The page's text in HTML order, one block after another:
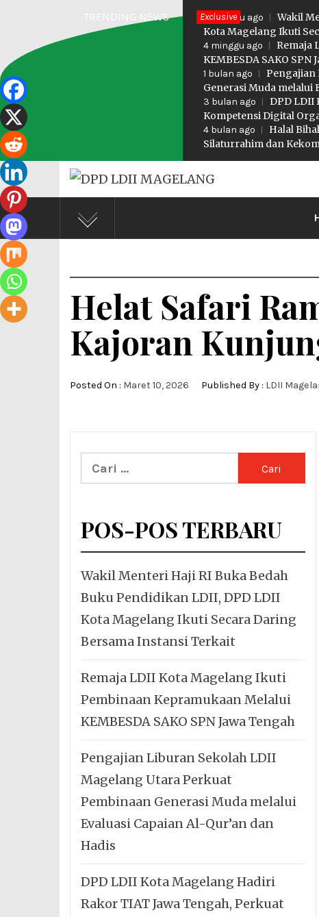
content
TRENDING NEWS Exclusive
3 minggu ago
Wakil
Kota Magelang Ikuti
4 minggu ago
Remaja
KEMBESDA SAKO SPN
1 bulan ago
Pengajian
Generasi Muda melalui
3 bulan ago
DPD LDII
Kompetensi Digital
4 bulan ago
Halal
Silaturrahim dan
DPD
Profesional Religius
Helat Safari
Kajoran
Posted On : Maret 10, 2026 Published By : LDII
Cari
untuk:
POS-POS TERBARU
Wakil Menteri Haji RI Buka Bedah
Buku Pendidikan LDII, DPD LDII
Kota Magelang Ikuti Secara Daring
Bersama Instansi Terkait
Remaja LDII Kota Magelang Ikuti
Pembinaan Kepramukaan Melalui
KEMBESDA SAKO SPN Jawa Tengah
Pengajian Liburan Sekolah LDII
Magelang Utara Perkuat
Pembinaan Generasi Muda melalui
Evaluasi Capaian Al-Qur’an dan
Hadis
DPD LDII Kota Magelang Hadiri
Rakor TIAT Jawa Tengah, Perkuat